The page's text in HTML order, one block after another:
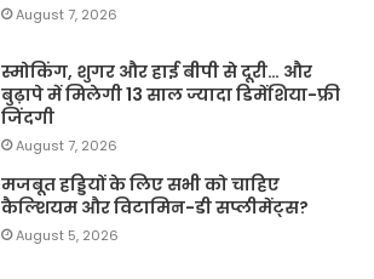
August 7, 2026
स्मोकिंग, शुगर और हाई बीपी से दूरी… और
बुढ़ापे में मिलेगी 13 साल ज्यादा डिमेंशिया-फ्री
जिंदगी
August 7, 2026
मजबूत हड्डियों के लिए सभी को चाहिए
कैल्शियम और विटामिन-डी सप्लीमेंट्स?
August 5, 2026